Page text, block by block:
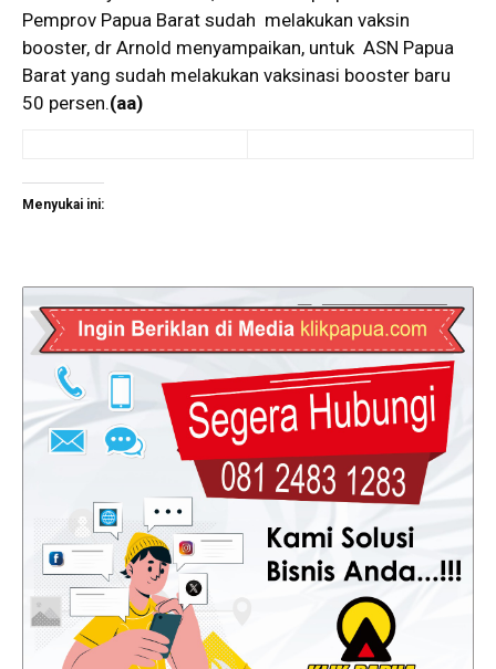
Pemprov Papua Barat sudah melakukan vaksin
booster, dr Arnold menyampaikan, untuk ASN Papua
Barat yang sudah melakukan vaksinasi booster baru
50 persen.(aa)
Menyukai ini: